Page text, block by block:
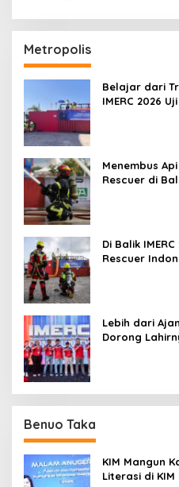
Metropolis
Belajar dari
IMERC 2026
Menembus
Rescuer di
Di Balik
Rescuer
Lebih dari
Dorong
Benuo Taka
KIM Mangun
Literasi di